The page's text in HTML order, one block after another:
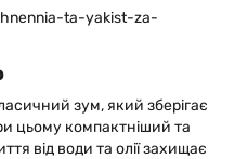
зум, який зберігає
цьому компактніший та
від води та олії захищає